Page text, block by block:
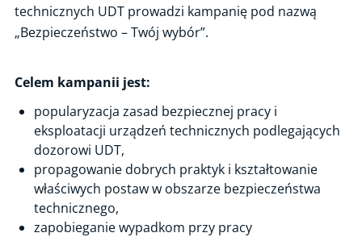
technicznych UDT prowadzi kampanię pod nazwą
„Bezpieczeństwo – Twój wybór”.
Celem kampanii jest:
popularyzacja zasad bezpiecznej pracy i
eksploatacji urządzeń technicznych podlegających
dozorowi UDT,
propagowanie dobrych praktyk i kształtowanie
właściwych postaw w obszarze bezpieczeństwa
technicznego,
zapobieganie wypadkom przy pracy